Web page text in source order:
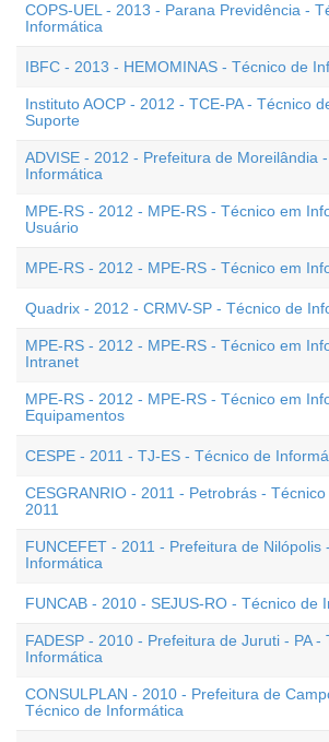
COPS-UEL - 2013 - Parana Previdência -
Informática
IBFC - 2013 - HEMOMINAS - Técnico de
Instituto AOCP - 2012 - TCE-PA - Técnico
Suporte
ADVISE - 2012 - Prefeitura de Moreilândia
Informática
MPE-RS - 2012 - MPE-RS - Técnico em
Usuário
MPE-RS - 2012 - MPE-RS - Técnico em
Quadrix - 2012 - CRMV-SP - Técnico de
MPE-RS - 2012 - MPE-RS - Técnico em
Intranet
MPE-RS - 2012 - MPE-RS - Técnico em
Equipamentos
CESPE - 2011 - TJ-ES - Técnico de
CESGRANRIO - 2011 - Petrobrás -
2011
FUNCEFET - 2011 - Prefeitura de Nilópolis
Informática
FUNCAB - 2010 - SEJUS-RO - Técnico de
FADESP - 2010 - Prefeitura de Juruti - PA -
Informática
CONSULPLAN - 2010 - Prefeitura de
Técnico de Informática